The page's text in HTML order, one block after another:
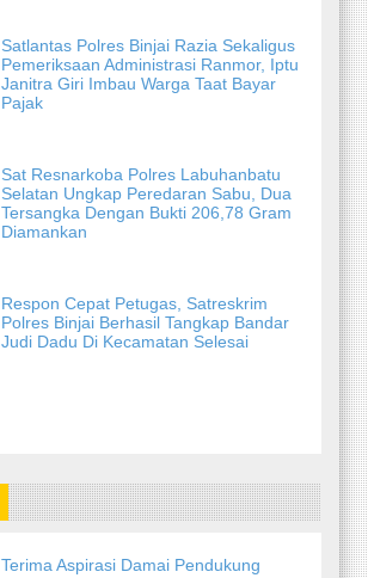
Satlantas Polres Binjai Razia Sekaligus
Pemeriksaan Administrasi Ranmor, Iptu
Janitra Giri Imbau Warga Taat Bayar
Pajak
Sat Resnarkoba Polres Labuhanbatu
Selatan Ungkap Peredaran Sabu, Dua
Tersangka Dengan Bukti 206,78 Gram
Diamankan
Respon Cepat Petugas, Satreskrim
Polres Binjai Berhasil Tangkap Bandar
Judi Dadu Di Kecamatan Selesai
Terima Aspirasi Damai Pendukung